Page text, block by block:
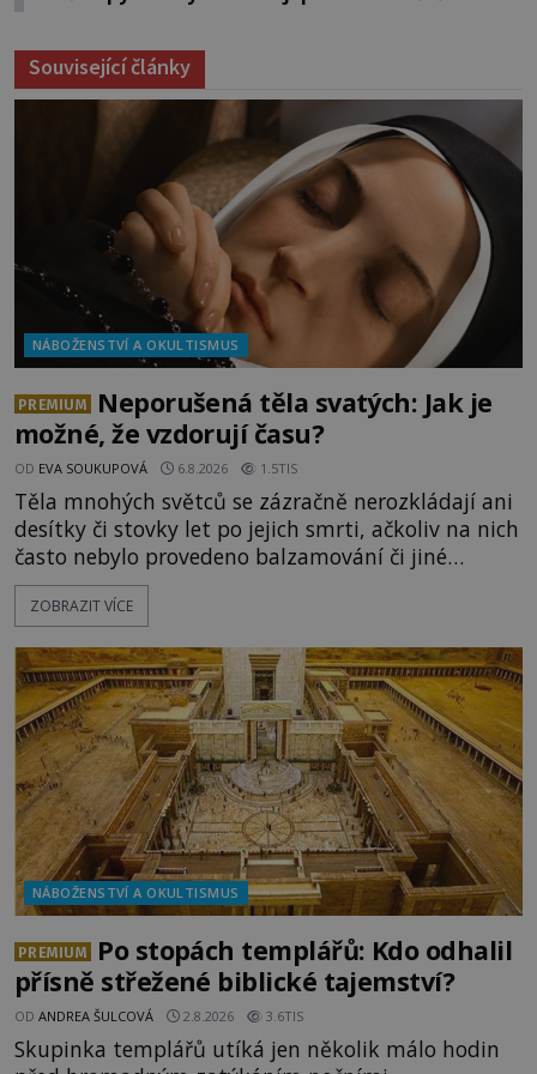
Související články
NÁBOŽENSTVÍ A OKULTISMUS
PREMIUM
Neporušená těla svatých: Jak je
možné, že vzdorují času?
OD EVA SOUKUPOVÁ 6.8.2026 1.5TIS
Těla mnohých světců se zázračně nerozkládají ani
desítky či stovky let po jejich smrti, ačkoliv na nich
často nebylo provedeno balzamování či jiné
pokusy o konzervaci. Neporušené ostatky bývají
považovány za důkaz svatosti zemřelých. Jaké
osobností ochraňují? Na hřbitově u kláštera
Milosrdných
ZOBRAZIT VÍCE
NÁBOŽENSTVÍ A OKULTISMUS
PREMIUM
Po stopách templářů: Kdo odhalil
přísně střežené biblické tajemství?
OD ANDREA ŠULCOVÁ 2.8.2026 3.6TIS
Skupinka templářů utíká jen několik málo hodin